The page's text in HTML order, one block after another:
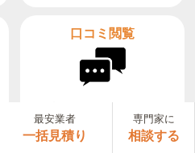
口コミ閲覧
塗装店の口コミや噂を見て、業者
選びの参考にできる
最安業者
一括見積り
専門家に
相談する